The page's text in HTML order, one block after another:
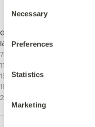
Selection
Necessary
Preferences
Statistics
Marketing
Größen - Maserungsverlauf
längs
76,2 x 914,4 mm
114.3 x 914.4 mm
152,4 x 914,4 mm
184.2 x 1219.2 mm
228,6 x 1219,2mm